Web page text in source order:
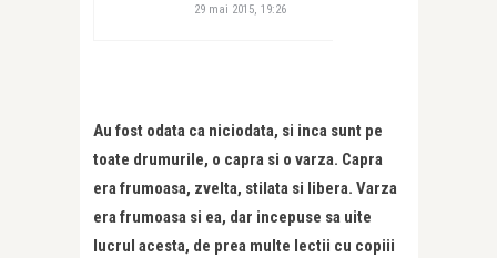
29 mai 2015, 19:26
Au fost odata ca niciodata, si inca sunt pe
toate drumurile, o capra si o varza. Capra
era frumoasa, zvelta, stilata si libera. Varza
era frumoasa si ea, dar incepuse sa uite
lucrul acesta, de prea multe lectii cu copiii